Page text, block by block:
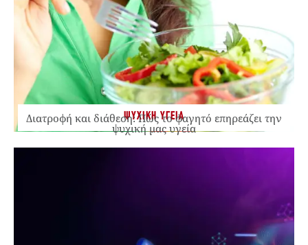
ΨΥΧΙΚΗ ΥΓΕΙΑ
Διατροφή και διάθεση: Πώς το φαγητό επηρεάζει την
ψυχική μας υγεία